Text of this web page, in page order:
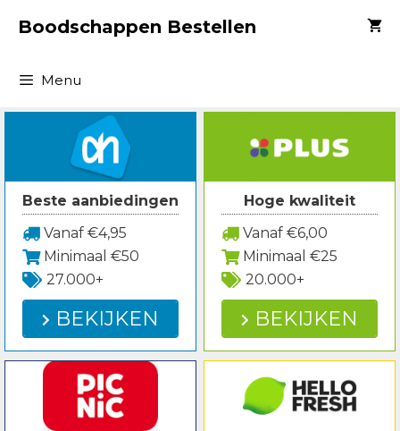
naarBoodschappen Bestellen
Menu
Beste aanbiedingen
Vanaf €4,95
Minimaal €50
27.000+
BEKIJKEN
Hoge kwaliteit
Vanaf €6,00
Minimaal €25
20.000+
BEKIJKEN